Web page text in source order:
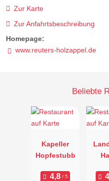
Zur Karte
Zur Anfahrtsbeschreibung
Homepage:
www.reuters-holzappel.de
Beliebte
Kapeller
Hopfestubb